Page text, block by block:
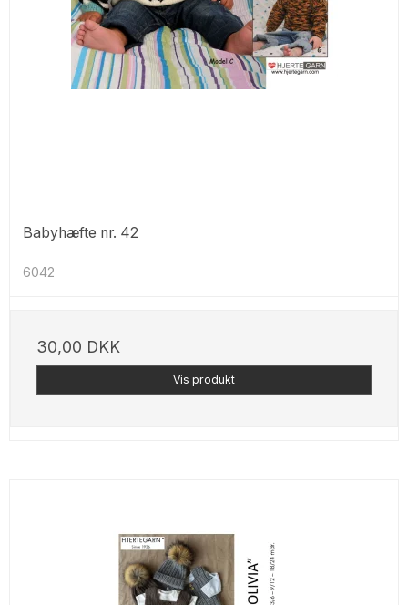
Babyhæfte nr. 42
6042
30,00 DKK
Vis produkt